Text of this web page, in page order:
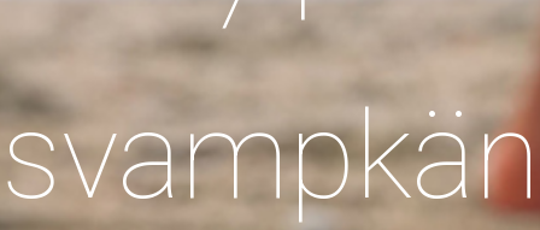
svampkän